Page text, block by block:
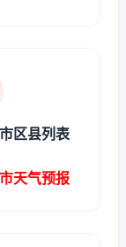
区县列表
天气预报